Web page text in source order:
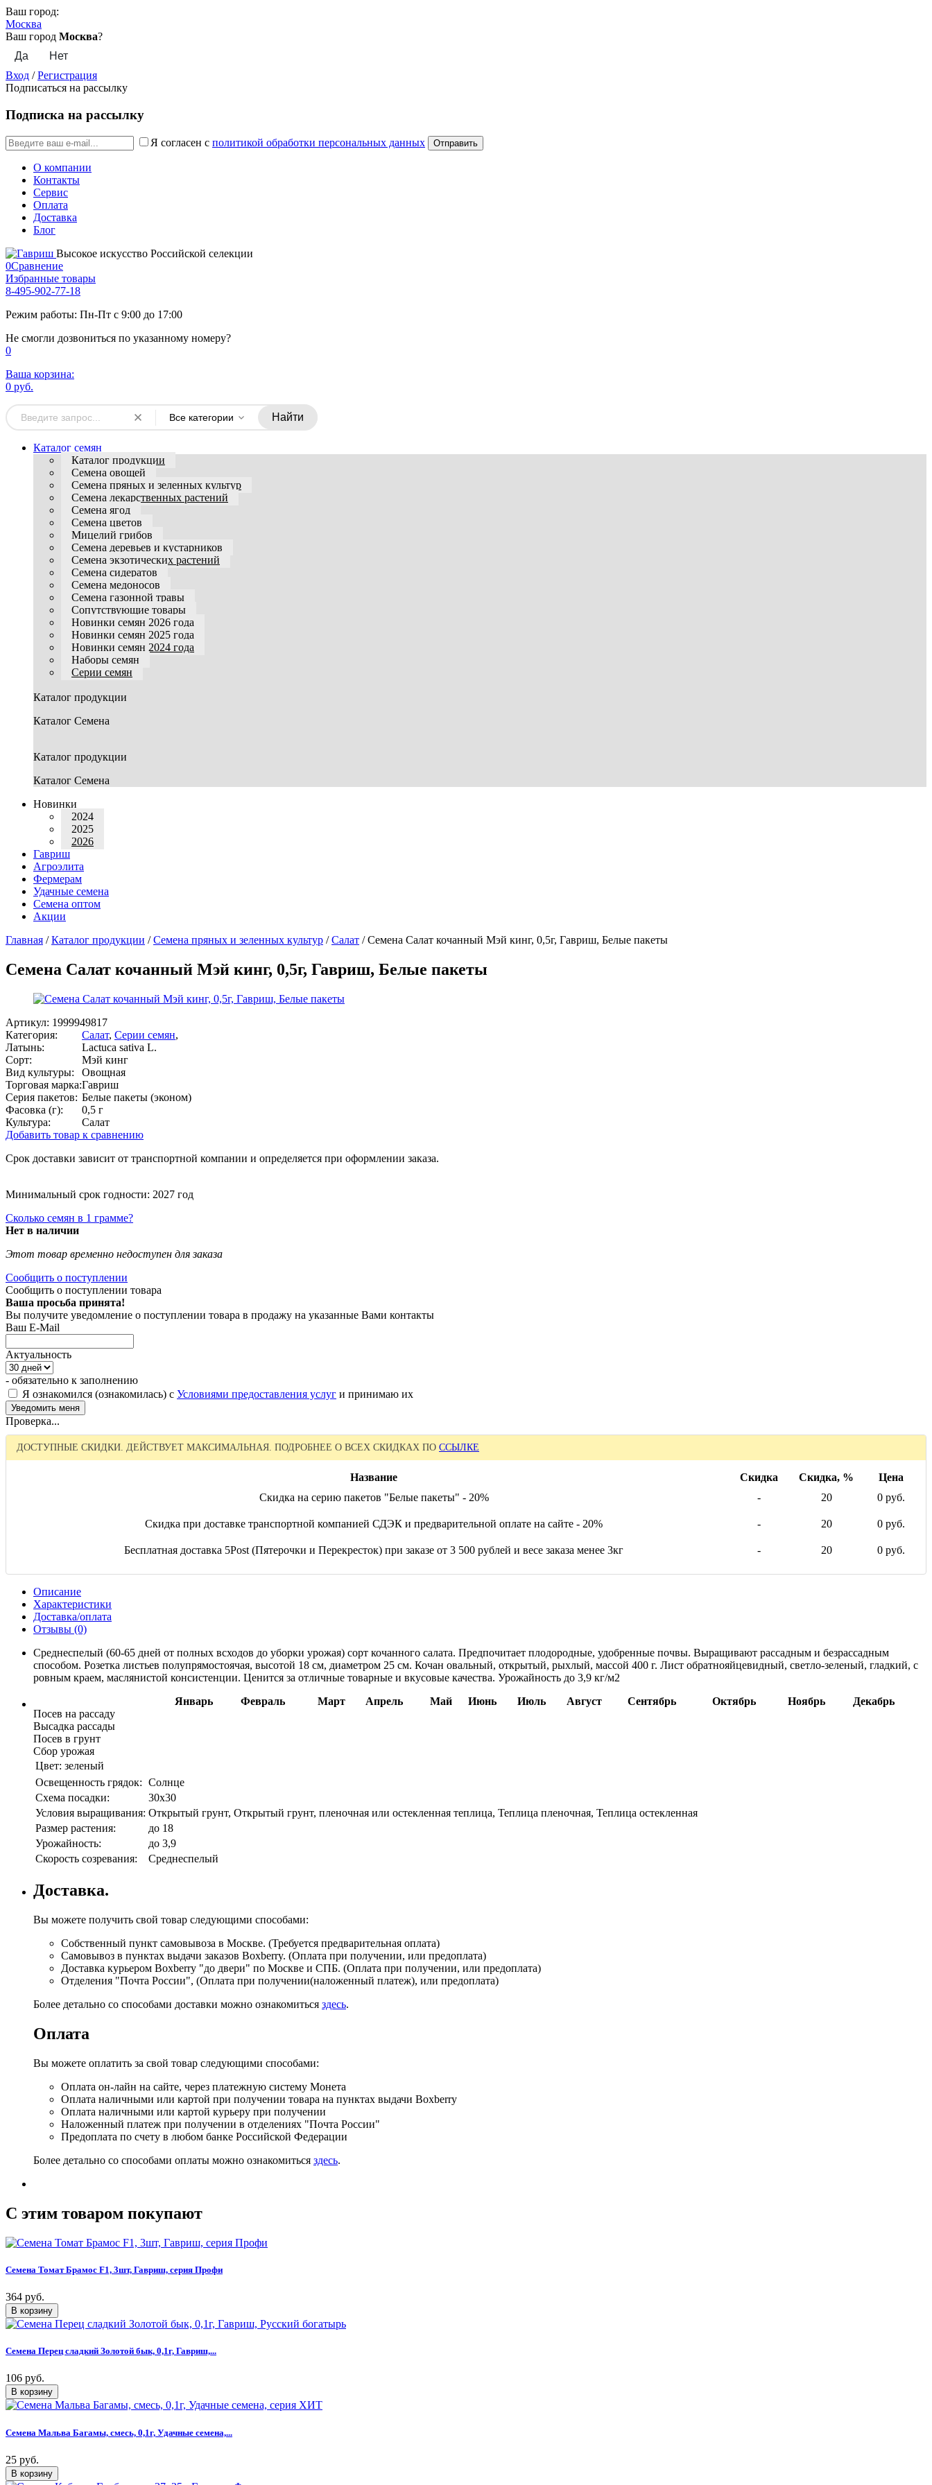
Ваш город:
Москва
Ваш город Москва?
Вход /Регистрация
Подписаться на рассылку
Подписка на рассылку
Я согласен с политикой обработки персональных данных
О компании
Контакты
Сервис
Оплата
Доставка
Блог
Высокое искусство Российской селекции
0Сравнение
Избранные товары
8-495-902-77-18
Режим работы: Пн-Пт с 9:00 до 17:00
Не смогли дозвониться по указанному номеру?
0
Ваша корзина:
0 руб.
Все категории Найти
Каталог семян
Каталог продукции
Семена овощей
Семена пряных и зеленных культур
Семена лекарственных растений
Семена ягод
Семена цветов
Мицелий грибов
Семена деревьев и кустарников
Семена экзотических растений
Семена сидератов
Семена медоносов
Семена газонной травы
Сопутствующие товары
Новинки семян 2026 года
Новинки семян 2025 года
Новинки семян 2024 года
Наборы семян
Серии семян
Каталог продукции
Каталог Семена
Каталог продукции
Каталог Семена
Новинки
2024
2025
2026
Гавриш
Агроэлита
Фермерам
Удачные семена
Семена оптом
Акции
Главная /Каталог продукции /Семена пряных и зеленных культур /Салат /Семена Салат кочанный Мэй кинг, 0,5г, Гавриш, Белые пакеты
Семена Салат кочанный Мэй кинг, 0,5г, Гавриш, Белые пакеты
Артикул: 1999949817
Категория:
Салат, Серии семян,
Латынь:
Lactuca sativa L.
Сорт:
Мэй кинг
Вид культуры:
Овощная
Торговая марка:Гавриш
Серия пакетов: Белые пакеты (эконом)
Фасовка (г):
0,5 г
Культура:
Салат
Добавить товар к сравнению
Срок доставки зависит от транспортной компании и определяется при оформлении заказа.
Минимальный срок годности: 2027 год
Сколько семян в 1 грамме?
Нет в наличии
Этот товар временно недоступен для заказа
Сообщить о поступлении
Сообщить о поступлении товара
Ваша просьба принята!
Вы получите уведомление о поступлении товара в продажу на указанные Вами контакты
Ваш E-Mail
Актуальность
- обязательно к заполнению
Я ознакомился (ознакомилась) с Условиями предоставления услуг и принимаю их
Проверка...
ДОСТУПНЫЕ СКИДКИ. ДЕЙСТВУЕТ МАКСИМАЛЬНАЯ. ПОДРОБНЕЕ О ВСЕХ СКИДКАХ ПО ССЫЛКЕ
Название Скидка Скидка, %
Цена
Скидка на серию пакетов "Белые пакеты" - 20%
- 20 0 руб.
Скидка при доставке транспортной компанией СДЭК и предварительной оплате на сайте - 20% - 20 0 руб.
Бесплатная доставка 5Post (Пятерочки и Перекресток) при заказе от 3 500 рублей и весе заказа менее 3кг - 20 0 руб.
Описание
Характеристики
Доставка/оплата
Отзывы (0)
Среднеспелый (60-65 дней от полных всходов до уборки урожая) сорт кочанного салата. Предпочитает плодородные, удобренные почвы. Выращивают рассадным и безрассадным
способом. Розетка листьев полупрямостоячая, высотой 18 см, диаметром 25 см. Кочан овальный, открытый, рыхлый, массой 400 г. Лист обратнояйцевидный, светло-зеленый, гладкий, с
ровным краем, маслянистой консистенции. Ценится за отличные товарные и вкусовые качества. Урожайность до 3,9 кг/м2
Январь
Февраль Март Апрель Май Июнь Июль Август Сентябрь Октябрь Ноябрь
Декабрь
Посев на рассаду
Высадка рассады
Посев в грунт
Сбор урожая
Цвет: зеленый
Освещенность грядок: Солнце
Схема посадки:
30х30
Условия выращивания: Открытый грунт, Открытый грунт, пленочная или остекленная теплица, Теплица пленочная, Теплица остекленная
Размер растения:
до 18
Урожайность:
до 3,9
Скорость созревания:
Среднеспелый
Доставка.
Вы можете получить свой товар следующими способами:
Собственный пункт самовывоза в Москве. (Требуется предварительная оплата)
Самовывоз в пунктах выдачи заказов Boxberry. (Оплата при получении, или предоплата)
Доставка курьером Boxberry "до двери" по Москве и СПБ. (Оплата при получении, или предоплата)
Отделения "Почта России", (Оплата при получении(наложенный платеж), или предоплата)
Более детально со способами доставки можно ознакомиться здесь.
Оплата
Вы можете оплатить за свой товар следующими способами:
Оплата он-лайн на сайте, через платежную систему Монета
Оплата наличными или картой при получении товара на пунктах выдачи Boxberry
Оплата наличными или картой курьеру при получении
Наложенный платеж при получении в отделениях "Почта России"
Предоплата по счету в любом банке Российской Федерации
Более детально со способами оплаты можно ознакомиться здесь.
C этим товаром покупают
Семена Томат Брамос F1, 3шт, Гавриш, серия Профи
364 руб.
Семена Перец сладкий Золотой бык, 0,1г, Гавриш,...
106 руб.
Семена Мальва Багамы, смесь, 0,1г, Удачные семена,...
25 руб.